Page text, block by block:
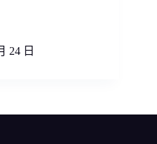
24 日